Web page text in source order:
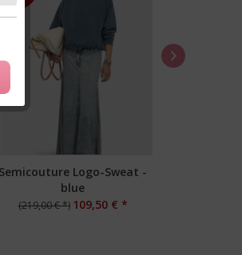
Semicouture Logo-Sweat -
blue
(219,00 € *) 109,50 € *